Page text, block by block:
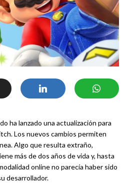
ha lanzado una actualización para
Los nuevos cambios permiten
Algo que resulta extraño,
más de dos años de vida y, hasta
online no parecía haber sido
desarrollador.